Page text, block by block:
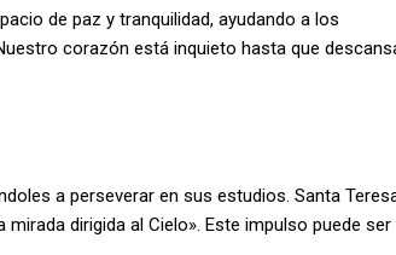
de paz y tranquilidad, ayudando a los
corazón está inquieto hasta que
a perseverar en sus estudios. Santa
dirigida al Cielo». Este impulso puede ser